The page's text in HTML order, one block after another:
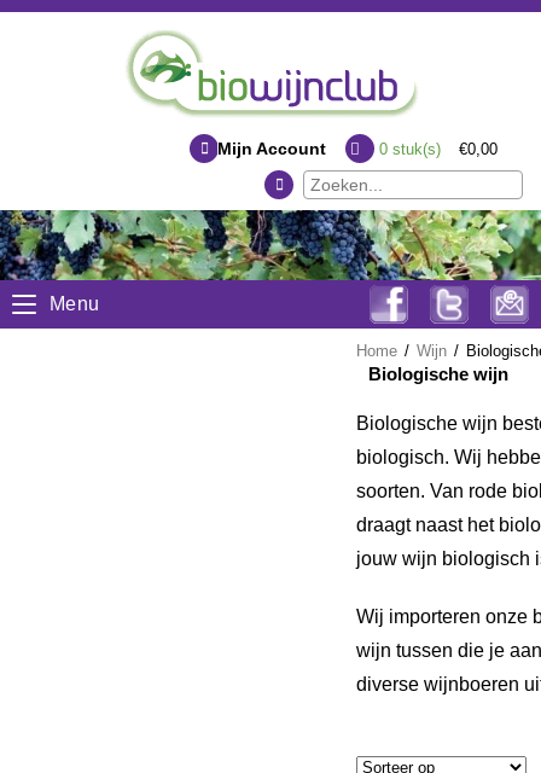
Mijn Account 0stuk(s) €0,00
Menu
Home / Wijn /
Biologische wijn
Biologische wijn
biologisch. Wij
soorten. Van rode
draagt naast het
jouw wijn biologisch
Wij importeren onze
wijn tussen die je
diverse wijnboeren